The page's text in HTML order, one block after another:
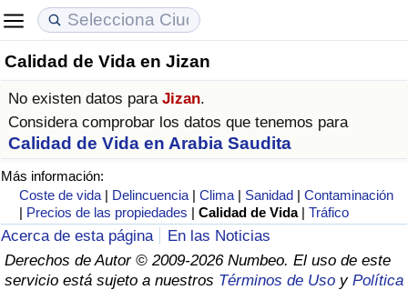
Calidad de Vida en Jizan
No existen datos para Jizan.
Considera comprobar los datos que tenemos para
Calidad de Vida en Arabia Saudita
Más información:
Coste de vida | Delincuencia |Clima | Sanidad |Contaminación
| Precios de las propiedades |Calidad de Vida |Tráfico
Acerca de esta página
En las Noticias
Derechos de Autor © 2009-2026 Numbeo. El uso de este
servicio está sujeto a nuestros Términos de Uso y Política
Coste de vida
Índice de Costo de Vida (Actual)
Índice de Costo de Vida
Índice de costo de vida por país
en aqaba
Precios de las propiedades
Índice de Precios de Inmuebles (Actual)
Índice de Precios de Inmuebles
Índice de Precios de Inmuebles por País
Calidad de Vida
Índice de Calidad de Vida
Índice de Calidad de Vida (Actual)
Índice de calidad de vida por país
Delincuencia